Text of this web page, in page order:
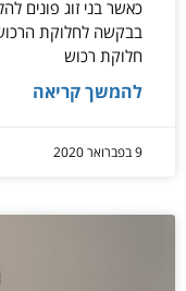
כאשר בני זוג פונים
בבקשה לחלוקת
חלוקת רכוש
להמשך קריאה
9 בפברואר 2020